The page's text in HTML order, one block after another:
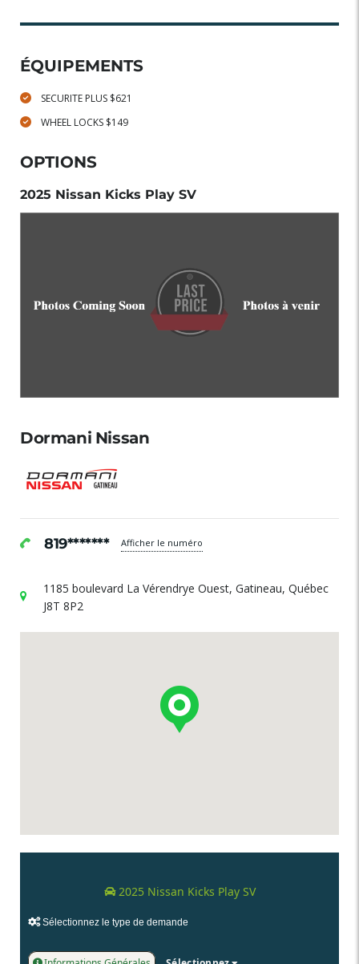
ÉQUIPEMENTS
SECURITE PLUS $621
WHEEL LOCKS $149
OPTIONS
2025 Nissan Kicks Play SV
Dormani Nissan
819******* Afficher le numéro
1185 boulevard La Vérendrye Ouest, Gatineau, Québec
J8T 8P2
2025 Nissan Kicks Play SV
Sélectionnez le type de demande